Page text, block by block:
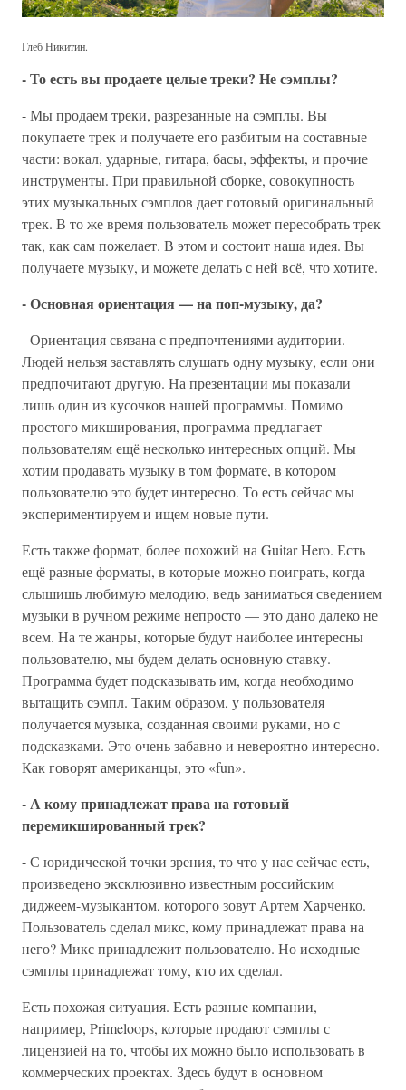
Глеб Никитин.
- То есть вы продаете целые треки? Не сэмплы?
- Мы продаем треки, разрезанные на сэмплы. Вы
покупаете трек и получаете его разбитым на составные
части: вокал, ударные, гитара, басы, эффекты, и прочие
инструменты. При правильной сборке, совокупность
этих музыкальных сэмплов дает готовый оригинальный
трек. В то же время пользователь может пересобрать трек
так, как сам пожелает. В этом и состоит наша идея. Вы
получаете музыку, и можете делать с ней всё, что хотите.
- Основная ориентация — на поп-музыку, да?
- Ориентация связана с предпочтениями аудитории.
Людей нельзя заставлять слушать одну музыку, если они
предпочитают другую. На презентации мы показали
лишь один из кусочков нашей программы. Помимо
простого микширования, программа предлагает
пользователям ещё несколько интересных опций. Мы
хотим продавать музыку в том формате, в котором
пользователю это будет интересно. То есть сейчас мы
экспериментируем и ищем новые пути.
Есть также формат, более похожий на Guitar Hero. Есть
ещё разные форматы, в которые можно поиграть, когда
слышишь любимую мелодию, ведь заниматься сведением
музыки в ручном режиме непросто — это дано далеко не
всем. На те жанры, которые будут наиболее интересны
пользователю, мы будем делать основную ставку.
Программа будет подсказывать им, когда необходимо
вытащить сэмпл. Таким образом, у пользователя
получается музыка, созданная своими руками, но с
подсказками. Это очень забавно и невероятно интересно.
Как говорят американцы, это «fun».
- А кому принадлежат права на готовый
перемикшированный трек?
- С юридической точки зрения, то что у нас сейчас есть,
произведено эксклюзивно известным российским
диджеем-музыкантом, которого зовут Артем Харченко.
Пользователь сделал микс, кому принадлежат права на
него? Микс принадлежит пользователю. Но исходные
сэмплы принадлежат тому, кто их сделал.
Есть похожая ситуация. Есть разные компании,
например, Primeloops, которые продают сэмплы с
лицензией на то, чтобы их можно было использовать в
коммерческих проектах. Здесь будут в основном